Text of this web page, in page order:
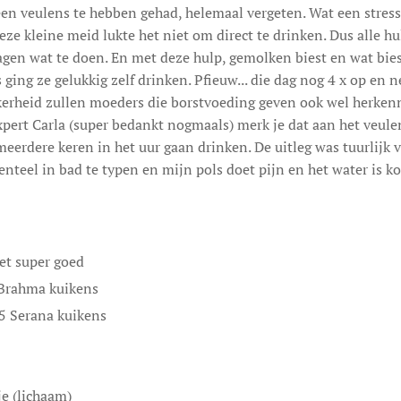
veulens te hebben gehad, helemaal vergeten. Wat een
kleine meid lukte het niet om direct te drinken. Dus alle
wat te doen. En met deze hulp, gemolken biest en wat
ze gelukkig zelf drinken. Pfieuw... die dag nog 4 x op en
zullen moeders die borstvoeding geven ook wel
Carla (super bedankt nogmaals) merk je dat aan het
keren in het uur gaan drinken. De uitleg was tuurlijk
in bad te typen en mijn pols doet pijn en het water is
super goed
kuikens
Serana kuikens
(lichaam)